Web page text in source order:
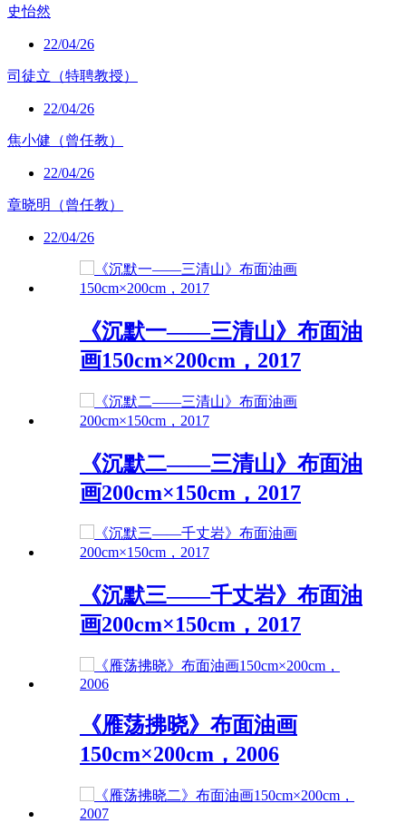
史怡然
22/04/26
司徒立（特聘教授）
22/04/26
焦小健（曾任教）
22/04/26
章晓明（曾任教）
22/04/26
《沉默一——三清山》布面油
画150cm×200cm，2017
《沉默二——三清山》布面油
画200cm×150cm，2017
《沉默三——千丈岩》布面油
画200cm×150cm，2017
《雁荡拂晓》布面油画
150cm×200cm，2006